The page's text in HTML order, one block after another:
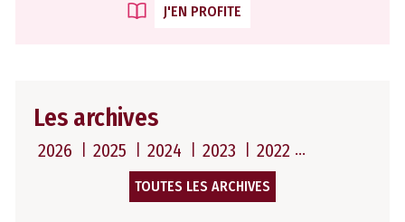
J'EN PROFITE
Les archives
2026 2025 2024 2023 2022
TOUTES LES ARCHIVES